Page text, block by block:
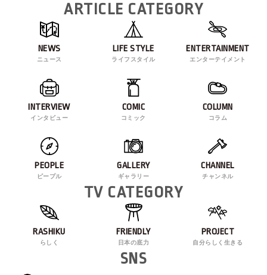
ARTICLE CATEGORY
NEWS
ニュース
LIFE STYLE
ライフスタイル
ENTERTAINMENT
エンターテイメント
INTERVIEW
インタビュー
COMIC
コミック
COLUMN
コラム
PEOPLE
ピープル
GALLERY
ギャラリー
CHANNEL
チャンネル
TV CATEGORY
RASHIKU
らしく
FRIENDLY
日本の底力
PROJECT
自分らしく生きる
SNS